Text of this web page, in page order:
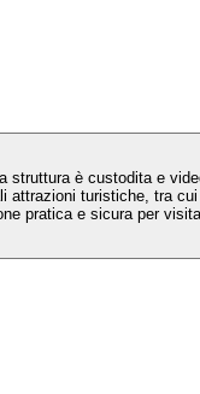
è custodita e
turistiche, tra
pratica e sicura per